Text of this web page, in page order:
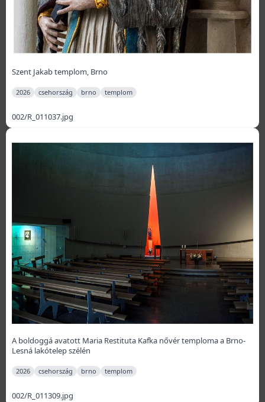
Szent Jakab templom, Brno
2026 csehország brno templom
002/R_011037.jpg
A boldoggá avatott Maria Restituta Kafka nővér temploma a Brno-
Lesná lakótelep szélén
2026 csehország brno templom
002/R_011309.jpg